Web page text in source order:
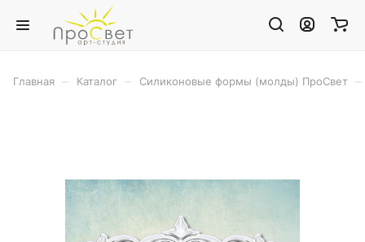
Главная Каталог Силиконовые формы (молды) ПроСвет